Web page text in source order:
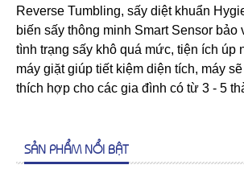
Reverse Tumbling, sấy diệt khuẩn
biến sấy thông minh Smart Sensor bảo
tình trạng sấy khô quá mức, tiện ích úp
máy giặt giúp tiết kiệm diện tích, máy
thích hợp cho các gia đình có từ 3 - 5
SẢN PHẨM NỔI BẬT